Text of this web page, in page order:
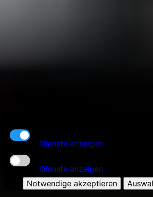
Dienste anzeigen
Dienste anzeigen
Notwendige akzeptieren